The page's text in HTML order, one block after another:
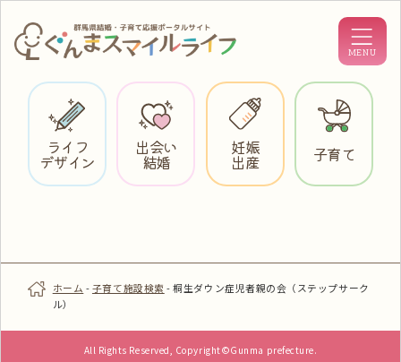
ライフ
デザイン
出会い
結婚
妊娠
出産 子育て
ホーム -子育て施設検索 -桐生ダウン症児者親の会（ステップサーク
ル）
All Rights Reserved, Copyright©Gunma prefecture.